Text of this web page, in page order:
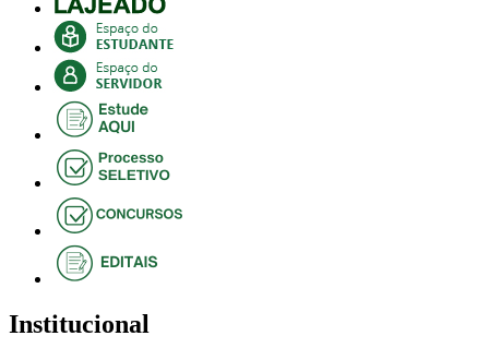
Institucional